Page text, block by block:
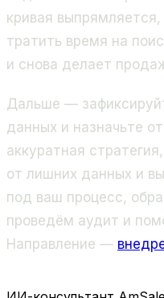
кривая
тратить время на
и снова делает
Дальше —
данных и назначьте
аккуратная
от лишних данных и
под ваш процесс,
проведём аудит и
Направление —